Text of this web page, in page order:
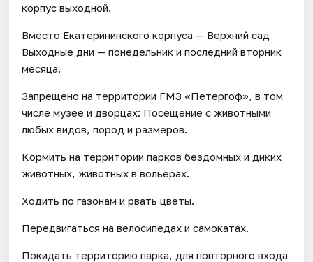
корпус выходной.
Вместо Екатерининского корпуса — Верхний сад
Выходные дни — понедельник и последний вторник
месяца.
Запрещено на территории ГМЗ «Петергоф», в том
числе музее и дворцах: Посещение с животными
любых видов, пород и размеров.
Кормить на территории парков бездомных и диких
животных, животных в вольерах.
Ходить по газонам и рвать цветы.
Передвигаться на велосипедах и самокатах.
Покидать территорию парка, для повторного входа